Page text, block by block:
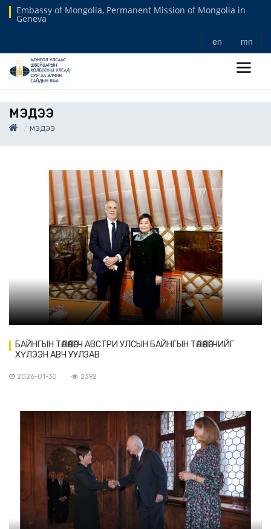
Embassy of Mongolia, Permanent Mission of Mongolia in
Geneva
en mn
МЭДЭЭ
МЭДЭЭ
БАЙНГЫН ТӨЛӨӨЛӨГЧ АВСТРИ УЛСЫН БАЙНГЫН ТӨЛӨӨЛӨГЧИЙГ
ХҮЛЭЭН АВЧ УУЛЗАВ
2026-01-30 2392